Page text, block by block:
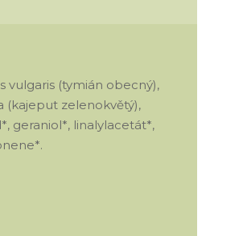
vulgaris (tymián obecný),
(kajeput zelenokvětý),
geraniol*, linalylacetát*,